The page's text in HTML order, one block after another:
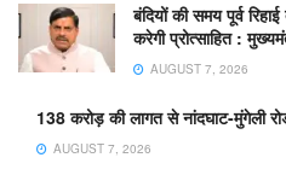
बंदियों की समय पूर्व
करेगी प्रोत्साहित :
AUGUST 7, 2026
138 करोड़ की लागत से नांदघाट-मुंगेली
AUGUST 7, 2026